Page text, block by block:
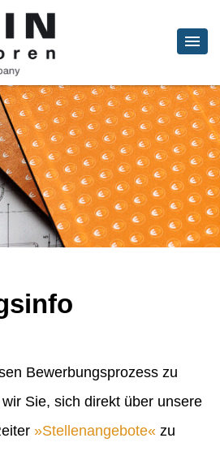
Bewerbungsprozess zu
Sie, sich direkt über unsere
Stellenangebote
zu